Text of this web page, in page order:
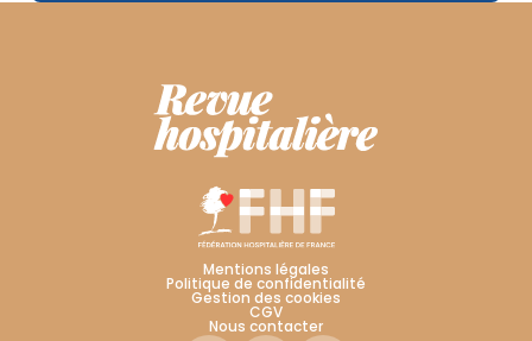
Mentions légales
Politique de confidentialité
Gestion des cookies
CGV
Nous contacter